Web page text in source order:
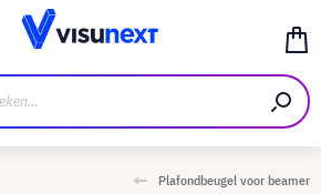
Plafondbeugel voor beamer